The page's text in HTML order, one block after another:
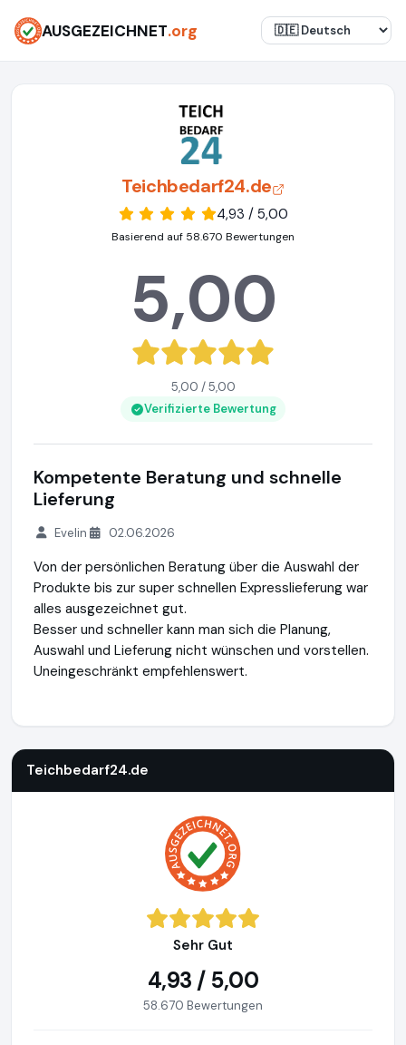
AUSGEZEICHNET.org
Teichbedarf24.de
4,93 / 5,00
Basierend auf 58.670 Bewertungen
5,00
5,00 / 5,00
Verifizierte Bewertung
Kompetente Beratung und schnelle
Lieferung
Evelin 02.06.2026
Von der persönlichen Beratung über die Auswahl der
Produkte bis zur super schnellen Expresslieferung war
alles ausgezeichnet gut.
Besser und schneller kann man sich die Planung,
Auswahl und Lieferung nicht wünschen und vorstellen.
Uneingeschränkt empfehlenswert.
Teichbedarf24.de
Sehr Gut
4,93 / 5,00
58.670 Bewertungen